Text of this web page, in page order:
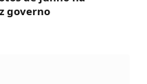
governo